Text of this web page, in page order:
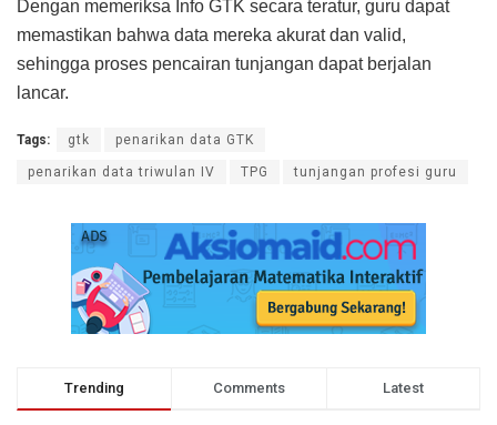
Dengan memeriksa Info GTK secara teratur, guru dapat
memastikan bahwa data mereka akurat dan valid,
sehingga proses pencairan tunjangan dapat berjalan
lancar.
Tags: gtk penarikan data GTK
penarikan data triwulan IV TPG tunjangan profesi guru
Trending Comments Latest